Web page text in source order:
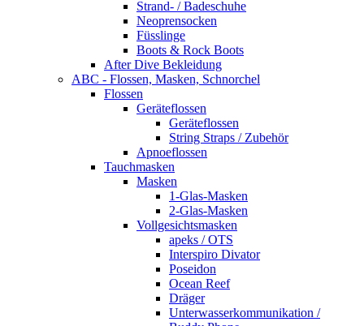
Strand- / Badeschuhe
Neoprensocken
Füsslinge
Boots & Rock Boots
After Dive Bekleidung
ABC - Flossen, Masken, Schnorchel
Flossen
Geräteflossen
Geräteflossen
String Straps / Zubehör
Apnoeflossen
Tauchmasken
Masken
1-Glas-Masken
2-Glas-Masken
Vollgesichtsmasken
apeks / OTS
Interspiro Divator
Poseidon
Ocean Reef
Dräger
Unterwasserkommunikation /